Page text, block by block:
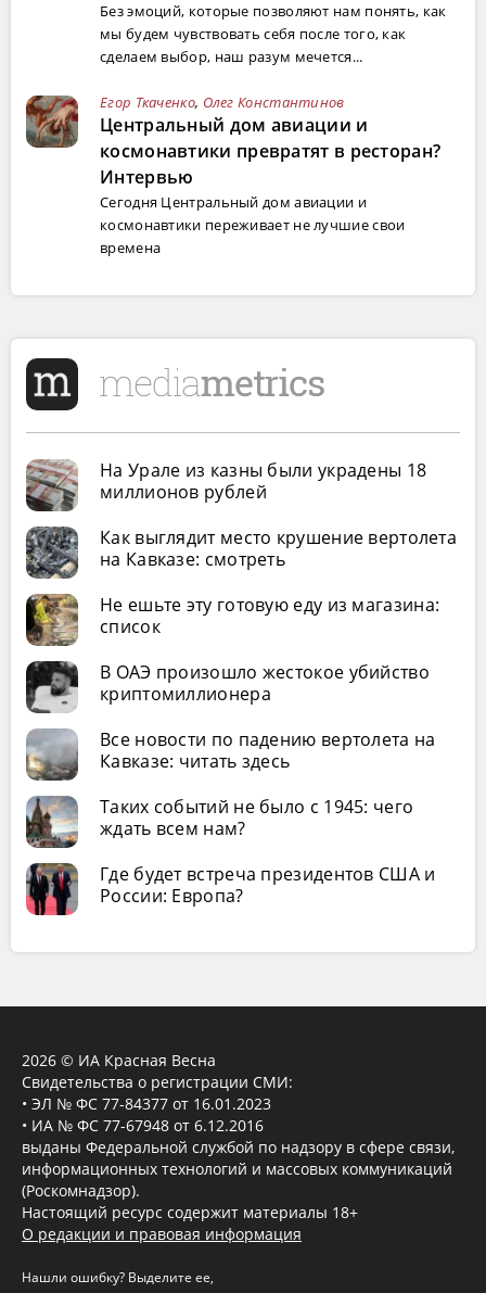
Без эмоций, которые позволяют нам понять, как
мы будем чувствовать себя после того, как
сделаем выбор, наш разум мечется...
Егор Ткаченко, Олег Константинов
Центральный дом авиации и
космонавтики превратят в ресторан?
Интервью
Сегодня Центральный дом авиации и
космонавтики переживает не лучшие свои
времена
На Урале из казны были украдены 18
миллионов рублей
Как выглядит место крушение вертолета
на Кавказе: смотреть
Не ешьте эту готовую еду из магазина:
список
В ОАЭ произошло жестокое убийство
криптомиллионера
Все новости по падению вертолета на
Кавказе: читать здесь
Таких событий не было с 1945: чего
ждать всем нам?
Где будет встреча президентов США и
России: Европа?
2026 © ИА Красная Весна
Свидетельства о регистрации СМИ:
• ЭЛ № ФС 77-84377 от 16.01.2023
• ИА № ФС 77-67948 от 6.12.2016
выданы Федеральной службой по надзору в сфере связи,
информационных технологий и массовых коммуникаций
(Роскомнадзор).
Настоящий ресурс содержит материалы 18+
О редакции и правовая информация
Нашли ошибку? Выделите ее,